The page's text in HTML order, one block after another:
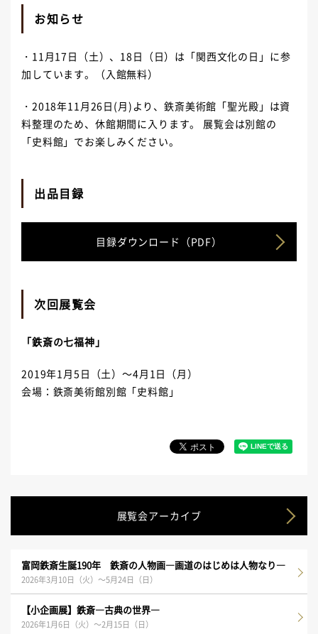
お知らせ
・11月17日（土）、18日（日）は「関西文化の日」に参
加しています。（入館無料）
・2018年11月26日(月)より、鉄斎美術館「聖光殿」は資
料整理のため、休館期間に入ります。 展覧会は別館の
「史料館」でお楽しみください。
出品目録
目録ダウンロード（PDF）
次回展覧会
「鉄斎の七福神」
2019年1月5日（土）～4月1日（月）
会場：鉄斎美術館別館「史料館」
展覧会アーカイブ
富岡鉄斎生誕190年 鉄斎の人物画―画道のはじめは人物なり―
2026年3月10日（火）～5月24日（日）
【小企画展】鉄斎―古典の世界―
2026年1月6日（火）～2月15日（日）